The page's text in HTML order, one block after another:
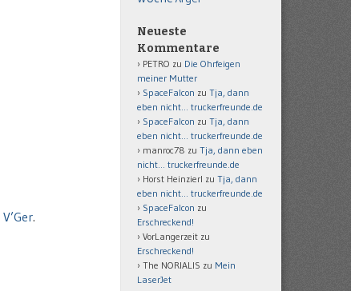
V’Ger.
Neueste
Kommentare
PETRO zu Die Ohrfeigen
meiner Mutter
SpaceFalcon zu Tja, dann
eben nicht… truckerfreunde.de
SpaceFalcon zu Tja, dann
eben nicht… truckerfreunde.de
manroc78 zu Tja, dann eben
nicht… truckerfreunde.de
Horst Heinzierl zu Tja, dann
eben nicht… truckerfreunde.de
SpaceFalcon zu
Erschreckend!
VorLangerzeit zu
Erschreckend!
The NORIALIS zu Mein
LaserJet